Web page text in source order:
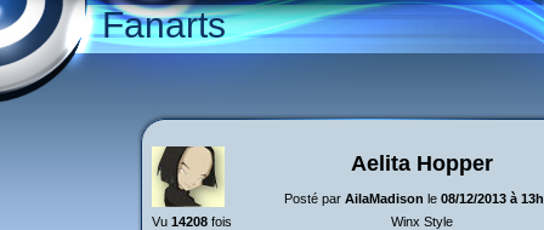
Fanarts
Aelita Hopper
Posté par AilaMadison le 08/12/2013 à
Vu 14208fois
Winx Style